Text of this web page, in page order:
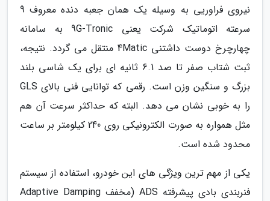
نیروی فراوریی به وسیله یک همان جعبه دنده معروف 9
سرعته اتوماتیک شرکت یعنی 9G-Tronic به سامانه
چهارچرخ دوست داشتنی 4Matic منتقل می گردد. نتیجه،
ثبت شتاب صفر تا صد 6.1 ثانیه ای برای یک شاسی بلند
بزرگ و سنگین وزن است. رقمی که توانایی فنی بالای GLS
را به خوبی نشان می دهد. البته که حداکثر سرعت آن هم
مثل همواره به صورت الکترونیکی روی 240 کیلومتر بر ساعت
محدود شده است.
یکی از مهم ترین ویژگی های این خودرو، استفاده از سیستم
فنربندی بادی پیشرفته ADS (مخفف Adaptive Damping